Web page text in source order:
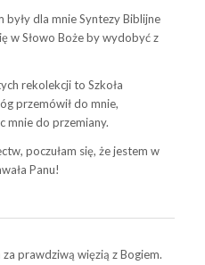
dla mnie Syntezy Biblijne
w Słowo Boże by wydobyć z
rekolekcji to Szkoła
przemówił do mnie,
mnie do przemiany.
poczułam się, że jestem w
Panu!
prawdziwą więzią z Bogiem.